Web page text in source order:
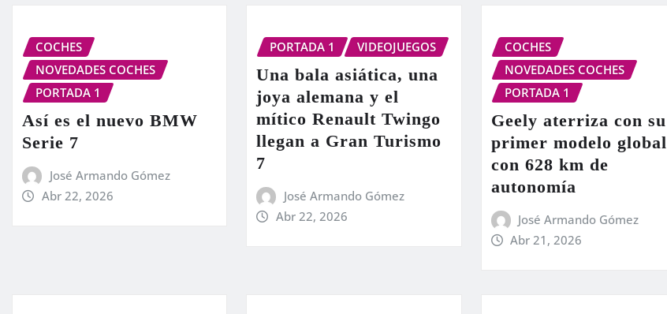
COCHES
NOVEDADES COCHES
PORTADA 1
Así es el nuevo BMW
Serie 7
José Armando Gómez
Abr 22, 2026
PORTADA 1 VIDEOJUEGOS
Una bala asiática, una
joya alemana y el
mítico Renault Twingo
llegan a Gran Turismo
7
José Armando Gómez
Abr 22, 2026
COCHES
NOVEDADES COCHES
PORTADA 1
Geely aterriza con su
primer modelo global
con 628 km de
autonomía
José Armando Gómez
Abr 21, 2026